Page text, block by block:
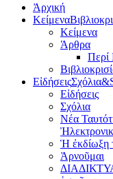
Ἀρχική
Κείμενα
Κείμενα
Άρθρα
Περί
Εἰδήσεις
Εἰδήσεις
Σχόλια
Νέα
Ἡ ἐκδίωξη
Ἀρνοῦμαι